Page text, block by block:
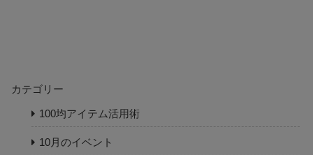
カテゴリー
100均アイテム活用術
10月のイベント